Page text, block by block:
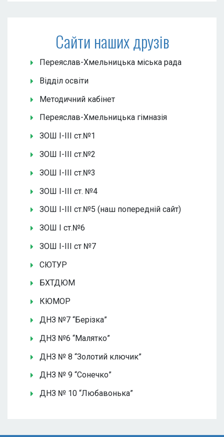
Сайти наших друзів
Переяслав-Хмельницька міська рада
Відділ освіти
Методичний кабінет
Переяслав-Хмельницька гімназія
ЗОШ І-ІІІ ст.№1
ЗОШ І-ІІІ ст.№2
ЗОШ І-ІІІ ст.№3
ЗОШ І-ІІІ ст. №4
ЗОШ І-ІІІ ст.№5 (наш попередній сайт)
ЗОШ І ст.№6
ЗОШ І-ІІІ ст №7
СЮТУР
БХТДЮМ
КЮМОР
ДНЗ №7 “Берізка”
ДНЗ №6 “Малятко”
ДНЗ № 8 “Золотий ключик”
ДНЗ № 9 “Сонечко”
ДНЗ № 10 “Любавонька”